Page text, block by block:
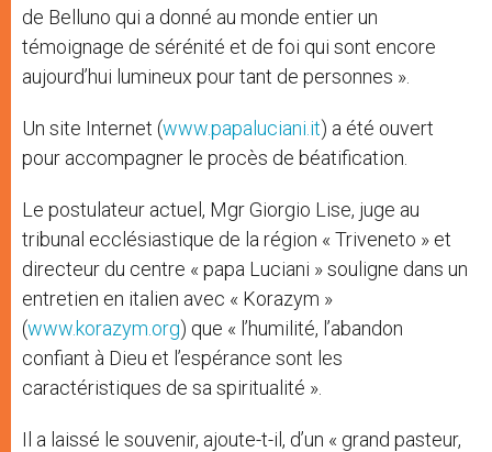
de Belluno qui a donné au monde entier un
témoignage de sérénité et de foi qui sont encore
aujourd’hui lumineux pour tant de personnes ».
Un site Internet (www.papaluciani.it) a été ouvert
pour accompagner le procès de béatification.
Le postulateur actuel, Mgr Giorgio Lise, juge au
tribunal ecclésiastique de la région « Triveneto » et
directeur du centre « papa Luciani » souligne dans un
entretien en italien avec « Korazym »
(www.korazym.org) que « l’humilité, l’abandon
confiant à Dieu et l’espérance sont les
caractéristiques de sa spiritualité ».
Il a laissé le souvenir, ajoute-t-il, d’un « grand pasteur,